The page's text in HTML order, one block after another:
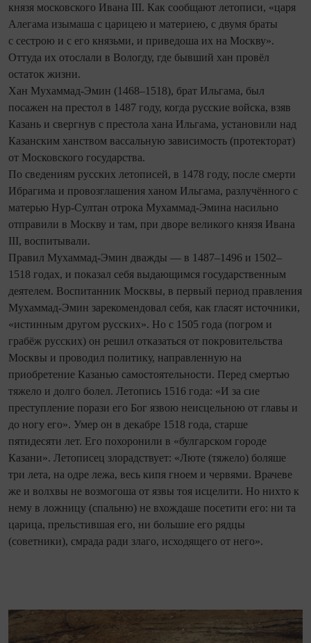
князя московского Ивана III. Как сообщают летописи, «царя
Алегама изымаша с царицею и материею, с двумя браты
с сестрою и с его князьми, и приведоша их на Москву».
Оттуда их отослали в Вологду, где бывший хан провёл
остаток жизни.
Хан Мухаммад-Эмин (1468–1518), брат Ильгама, был
посажен на престол в 1487 году, ко­гда русские войска, взяв
Казань и сверг­нув с престола хана Ильгама, установили над
Казанским ханством вассальную зависимость (протекторат)
от Московского государства.
По сведениям русских летописей, в 1478 году, после смерти
Ибрагима и провозглашения ханом Ильгама, разлучённого с
матерью Нур-Султан отрока Мухаммад-Эмина насильно
отправили в Москву и там, при дворе великого князя Ивана
III, воспитывали.
Правил Мухаммад-Эмин дважды — в 1487–1496 и 1502–
1518 годах, и показал себя выдающимся государственным
деятелем. Воспитанник Москвы, в первый период правления
Мухаммад-Эмин зарекомендовал себя, как гласят источники,
«истинным другом русских». Но с 1505 года (погром и
грабёж русских) он решил отказаться от покровительства
Москвы и проводил политику, направленную на
приобретение Казанью самостоятельности. Перед смертью
тяжело и долго болел. Летопись 1516 года: «И за сие
преступление порази его Бог язвою неисцельною от главы и
до ногу его». Умер он в декабре 1518 года, старше
пятидесяти лет. Его похоронили в «булгарском городе
Казани». Летописец злорадствует: «Люте (тяжело) боляше
три лета, на одре лежа, весь кипя гноем и червями. Врачеве
же и волхвы не возмогоша от язвы тоя исцелити. Но нихто к
нему в ложницу (спальню) не вхождаше посетити его: ни та
царица, прельстившая его, ни большие его рядцы
(советники), смрада ради злаго, исходящего от него».